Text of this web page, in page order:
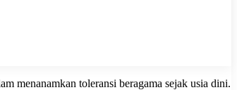
menanamkan toleransi beragama sejak usia dini.